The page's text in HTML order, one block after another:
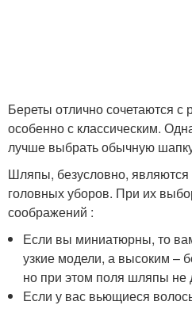
Береты отлично сочетаются
особенно с классическим.
лучше выбрать обычную
Шляпы, безусловно, являются
головных уборов. При их
соображений :
Если вы миниатюрны, то
узкие модели, а высоким –
но при этом поля шляпы
Если у вас вьющиеся